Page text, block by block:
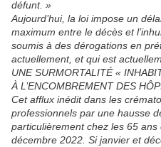
défunt. »
Aujourd’hui, la loi impose un
maximum entre le décès et
soumis à des dérogations en
actuellement, et qui est
UNE SURMORTALITÉ «
À L’ENCOMBREMENT DES
Cet afflux inédit dans les
professionnels par une hausse
particulièrement chez les 65
décembre 2022. Si janvier et